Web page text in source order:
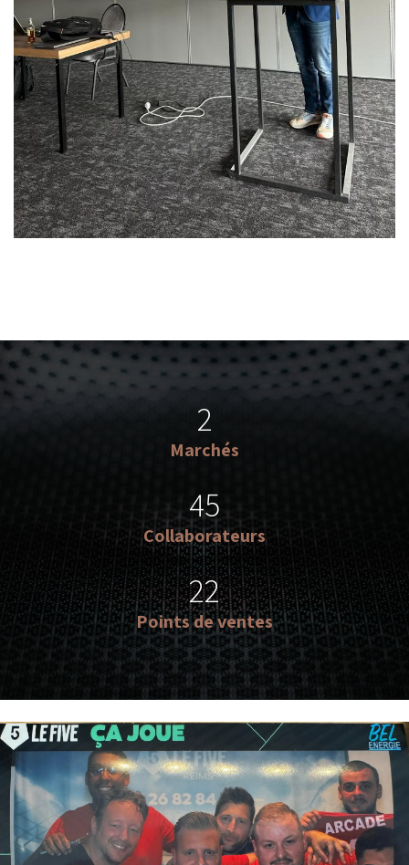
2
Marchés
45
Collaborateurs
22
Points de ventes